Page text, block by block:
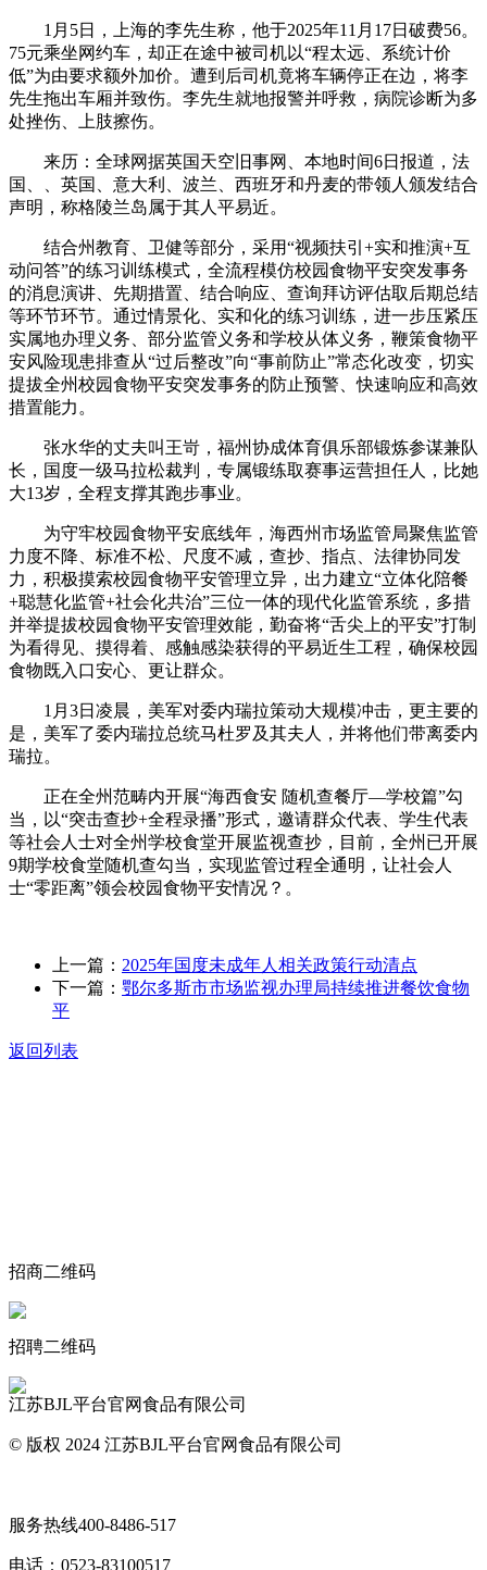
1月5日，上海的李先生称，他于2025年11月17日破费56。
75元乘坐网约车，却正在途中被司机以“程太远、系统计价
低”为由要求额外加价。遭到后司机竟将车辆停正在边，将李
先生拖出车厢并致伤。李先生就地报警并呼救，病院诊断为多
处挫伤、上肢擦伤。
来历：全球网据英国天空旧事网、本地时间6日报道，法
国、、英国、意大利、波兰、西班牙和丹麦的带领人颁发结合
声明，称格陵兰岛属于其人平易近。
结合州教育、卫健等部分，采用“视频扶引+实和推演+互
动问答”的练习训练模式，全流程模仿校园食物平安突发事务
的消息演讲、先期措置、结合响应、查询拜访评估取后期总结
等环节环节。通过情景化、实和化的练习训练，进一步压紧压
实属地办理义务、部分监管义务和学校从体义务，鞭策食物平
安风险现患排查从“过后整改”向“事前防止”常态化改变，切实
提拔全州校园食物平安突发事务的防止预警、快速响应和高效
措置能力。
张水华的丈夫叫王岢，福州协成体育俱乐部锻炼参谋兼队
长，国度一级马拉松裁判，专属锻练取赛事运营担任人，比她
大13岁，全程支撑其跑步事业。
为守牢校园食物平安底线年，海西州市场监管局聚焦监管
力度不降、标准不松、尺度不减，查抄、指点、法律协同发
力，积极摸索校园食物平安管理立异，出力建立“立体化陪餐
+聪慧化监管+社会化共治”三位一体的现代化监管系统，多措
并举提拔校园食物平安管理效能，勤奋将“舌尖上的平安”打制
为看得见、摸得着、感触感染获得的平易近生工程，确保校园
食物既入口安心、更让群众。
1月3日凌晨，美军对委内瑞拉策动大规模冲击，更主要的
是，美军了委内瑞拉总统马杜罗及其夫人，并将他们带离委内
瑞拉。
正在全州范畴内开展“海西食安 随机查餐厅—学校篇”勾
当，以“突击查抄+全程录播”形式，邀请群众代表、学生代表
等社会人士对全州学校食堂开展监视查抄，目前，全州已开展
9期学校食堂随机查勾当，实现监管过程全通明，让社会人
士“零距离”领会校园食物平安情况？。
上一篇： 2025年国度未成年人相关政策行动清点
下一篇： 鄂尔多斯市市场监视办理局持续推进餐饮食物
平
返回列表
招商二维码
招聘二维码
江苏BJL平台官网食品有限公司
© 版权 2024 江苏BJL平台官网食品有限公司
服务热线400-8486-517
电话： 0523-83100517